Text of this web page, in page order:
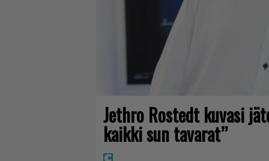
Jethro Rostedt kuvasi
kaikki sun tavarat”